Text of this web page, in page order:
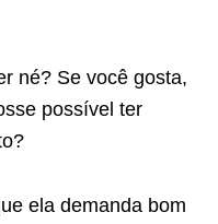
né? Se você gosta,
possível ter
ela demanda bom